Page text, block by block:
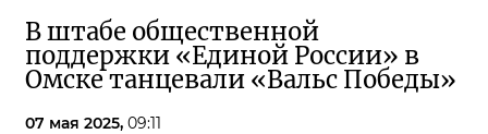
В штабе общественной
поддержки «Единой России» в
Омске танцевали «Вальс Победы»
07 мая 2025, 09:11